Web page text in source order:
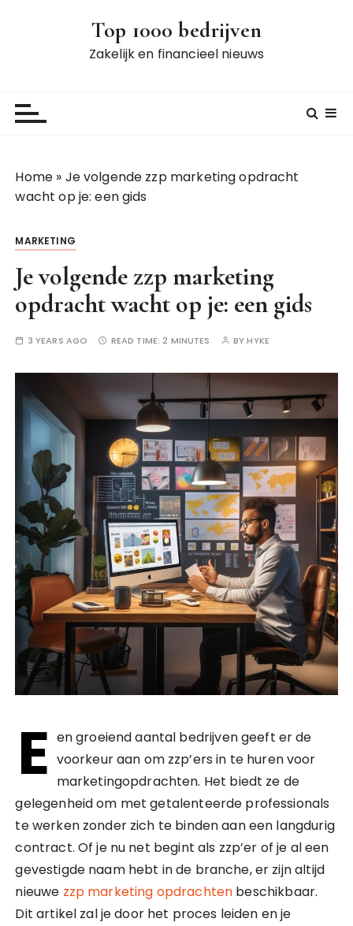
Top 1000 bedrijven
Zakelijk en financieel nieuws
Home » Je volgende zzp marketing opdracht
wacht op je: een gids
MARKETING
Je volgende zzp marketing
opdracht wacht op je: een gids
3 YEARS AGO READ TIME:2 MINUTES BYHYKE
E en groeiend aantal bedrijven geeft er de
voorkeur aan om zzp’ers in te huren voor
marketingopdrachten. Het biedt ze de
gelegenheid om met getalenteerde professionals
te werken zonder zich te binden aan een langdurig
contract. Of je nu net begint als zzp’er of je al een
gevestigde naam hebt in de branche, er zijn altijd
nieuwe zzp marketing opdrachten beschikbaar.
Dit artikel zal je door het proces leiden en je